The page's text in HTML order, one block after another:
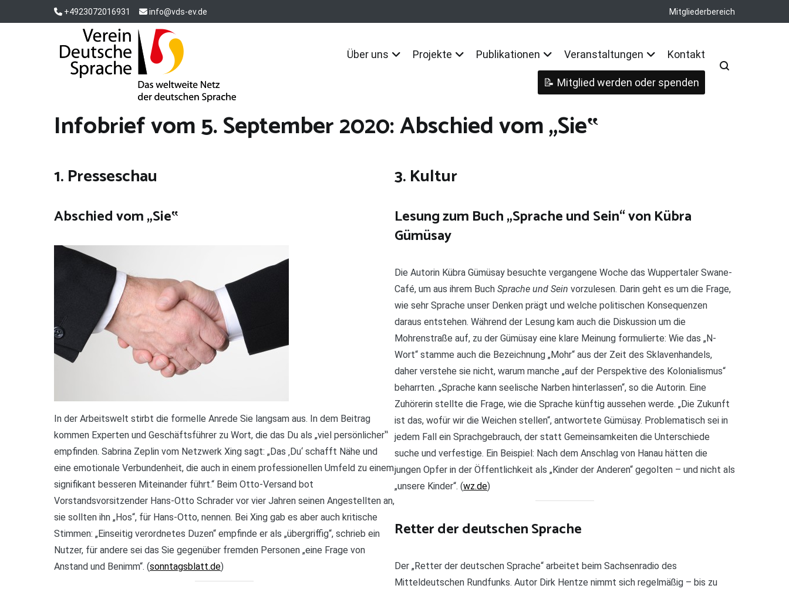
+4923072016931 info@vds-ev.de Mitgliederbereich
Verein Deutsche Sprache e. V.
Über uns Projekte Publikationen Veranstaltungen Kontakt
Mitglied werden oder spenden
Infobrief vom 5. September 2020: Abschied vom „Sie‟
1. Presseschau
Abschied vom „Sie‟
In der Arbeitswelt stirbt die formelle Anrede Sie langsam aus. In dem Beitrag
kommen Experten und Geschäftsführer zu Wort, die das Du als „viel persönlicher‟
empfinden. Sabrina Zeplin vom Netzwerk Xing sagt: „Das ‚Du‘ schafft Nähe und
eine emotionale Verbundenheit, die auch in einem professionellen Umfeld zu einem
signifikant besseren Miteinander führt.“ Beim Otto-Versand bot
Vorstandsvorsitzender Hans-Otto Schrader vor vier Jahren seinen Angestellten an,
sie sollten ihn „Hos“, für Hans-Otto, nennen. Bei Xing gab es aber auch kritische
Stimmen: „Einseitig verordnetes Duzen“ empfinde er als „übergriffig“, schrieb ein
Nutzer, für andere sei das Sie gegenüber fremden Personen „eine Frage von
Anstand und Benimm“. (sonntagsblatt.de)
3. Kultur
Lesung zum Buch „Sprache und Sein“ von Kübra
Gümüsay
Die Autorin Kübra Gümüsay besuchte vergangene Woche das Wuppertaler Swane-
Café, um aus ihrem Buch Sprache und Sein vorzulesen. Darin geht es um die Frage,
wie sehr Sprache unser Denken prägt und welche politischen Konsequenzen
daraus entstehen. Während der Lesung kam auch die Diskussion um die
Mohrenstraße auf, zu der Gümüsay eine klare Meinung formulierte: Wie das „N-
Wort“ stamme auch die Bezeichnung „Mohr“ aus der Zeit des Sklavenhandels,
daher verstehe sie nicht, warum manche „auf der Perspektive des Kolonialismus“
beharrten. „Sprache kann seelische Narben hinterlassen“, so die Autorin. Eine
Zuhörerin stellte die Frage, wie die Sprache künftig aussehen werde. „Die Zukunft
ist das, wofür wir die Weichen stellen“, antwortete Gümüsay. Problematisch sei in
jedem Fall ein Sprachgebrauch, der statt Gemeinsamkeiten die Unterschiede
suche und verfestige. Ein Beispiel: Nach dem Anschlag von Hanau hätten die
jungen Opfer in der Öffentlichkeit als „Kinder der Anderen“ gegolten – und nicht als
„unsere Kinder“. (wz.de)
Retter der deutschen Sprache
Der „Retter der deutschen Sprache“ arbeitet beim Sachsenradio des
Mitteldeutschen Rundfunks. Autor Dirk Hentze nimmt sich regelmäßig – bis zu